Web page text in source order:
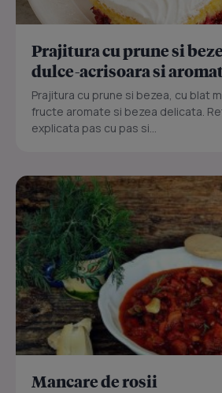
Prajitura cu prune si
dulce-acrisoara si
Prajitura cu prune si bezea, cu blat
fructe aromate si bezea delicata.
explicata pas cu pas si...
Mancare de rosii